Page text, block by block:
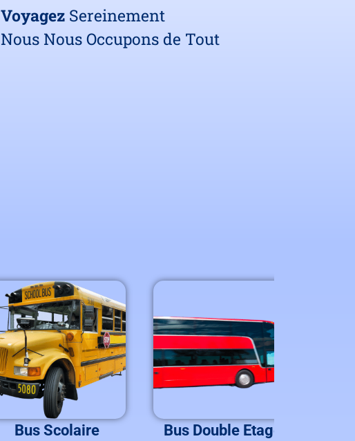
VoyagezSereinement
Nous Nous Occupons de Tout
Bus Scolaire Bus Double Etage